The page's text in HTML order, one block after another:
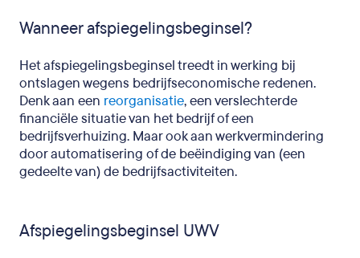
Wanneer afspiegelingsbeginsel?
Het afspiegelingsbeginsel treedt in werking bij
ontslagen wegens bedrijfseconomische redenen.
Denk aan een reorganisatie, een verslechterde
financiële situatie van het bedrijf of een
bedrijfsverhuizing. Maar ook aan werkvermindering
door automatisering of de beëindiging van (een
gedeelte van) de bedrijfsactiviteiten.
Afspiegelingsbeginsel UWV